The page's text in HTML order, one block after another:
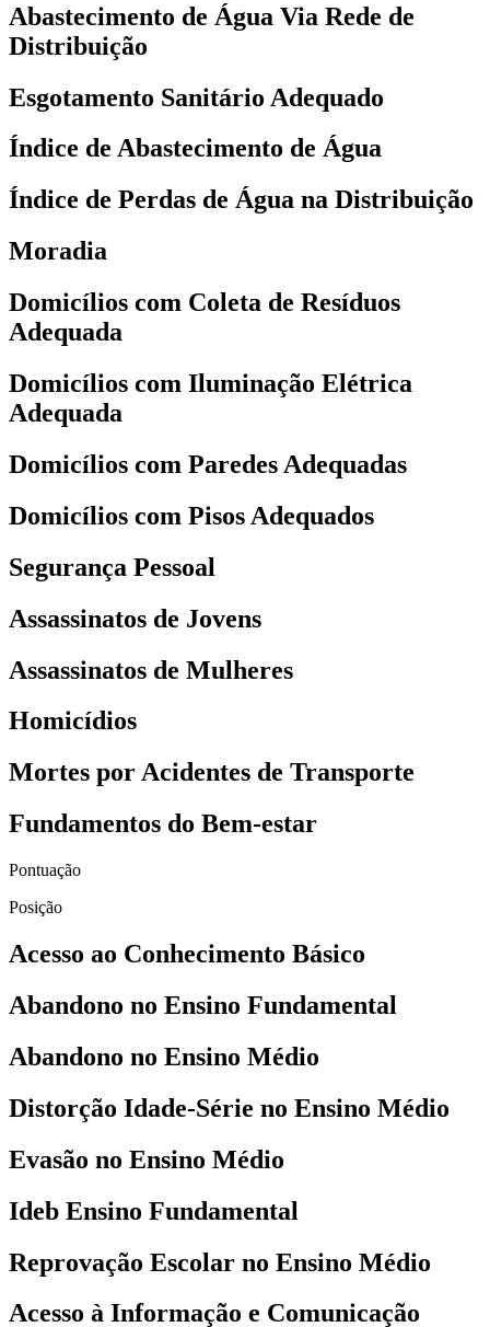
Abastecimento de Água Via Rede de
Distribuição
Esgotamento Sanitário Adequado
Índice de Abastecimento de Água
Índice de Perdas de Água na Distribuição
Moradia
Domicílios com Coleta de Resíduos
Adequada
Domicílios com Iluminação Elétrica
Adequada
Domicílios com Paredes Adequadas
Domicílios com Pisos Adequados
Segurança Pessoal
Assassinatos de Jovens
Assassinatos de Mulheres
Homicídios
Mortes por Acidentes de Transporte
Fundamentos do Bem-estar
Pontuação
Posição
Acesso ao Conhecimento Básico
Abandono no Ensino Fundamental
Abandono no Ensino Médio
Distorção Idade-Série no Ensino Médio
Evasão no Ensino Médio
Ideb Ensino Fundamental
Reprovação Escolar no Ensino Médio
Acesso à Informação e Comunicação